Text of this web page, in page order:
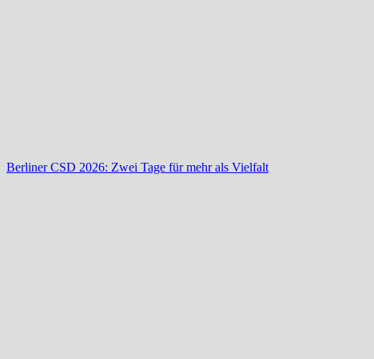
Berliner CSD 2026: Zwei Tage für mehr als Vielfalt